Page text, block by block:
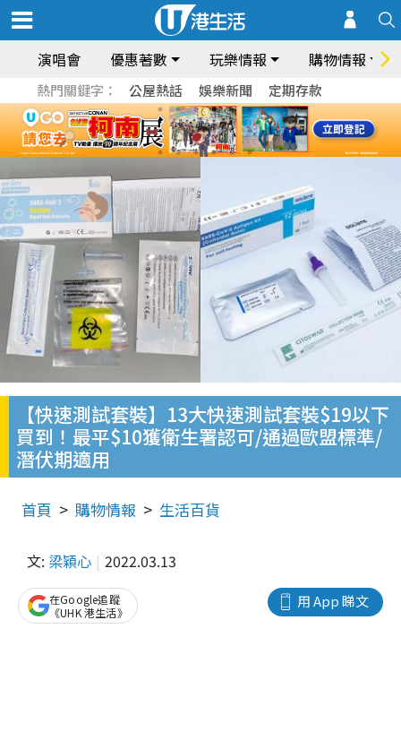
演唱會 優惠著數 玩樂情報 購物情報
熱門關鍵字： 公屋熱話 娛樂新聞 定期存款
【快速測試套裝】13大快速測試套裝$19以下
買到！最平$10獲衛生署認可/通過歐盟標準/
潛伏期適用
首頁 購物情報 生活百貨
文: 梁穎心 2022.03.13
用 App 睇文
在Google追蹤
《UHK 港生活》